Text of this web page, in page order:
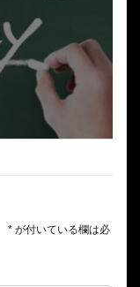
* が付いている欄は必